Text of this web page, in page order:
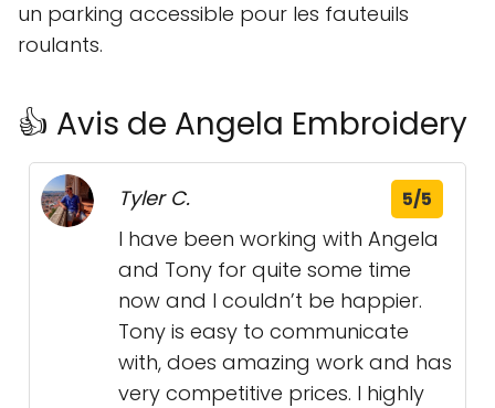
un parking accessible pour les fauteuils
roulants.
👍 Avis de Angela Embroidery
Tyler C. 5/5
I have been working with Angela
and Tony for quite some time
now and I couldn’t be happier.
Tony is easy to communicate
with, does amazing work and has
very competitive prices. I highly